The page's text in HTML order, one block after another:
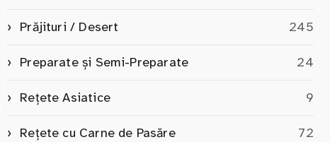
Prăjituri / Desert 245
Preparate și Semi-Preparate 24
Rețete Asiatice 9
Rețete cu Carne de Pasăre 72